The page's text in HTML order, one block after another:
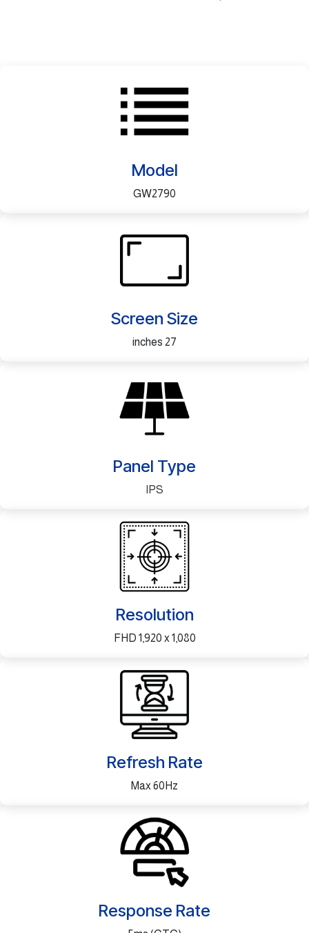
Model
GW2790
Screen Size
27 inches
Panel Type
IPS
Resolution
FHD 1,920 x 1,080
Refresh Rate
Max 60Hz
Response Rate